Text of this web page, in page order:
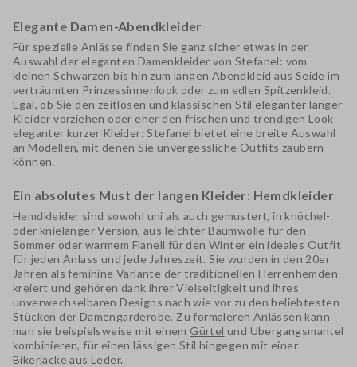
Elegante Damen-Abendkleider
Für spezielle Anlässe finden Sie ganz sicher etwas in der
Auswahl der eleganten Damenkleider von Stefanel: vom
kleinen Schwarzen bis hin zum langen Abendkleid aus Seide im
verträumten Prinzessinnenlook oder zum edlen Spitzenkleid.
Egal, ob Sie den zeitlosen und klassischen Stil eleganter langer
Kleider vorziehen oder eher den frischen und trendigen Look
eleganter kurzer Kleider: Stefanel bietet eine breite Auswahl
an Modellen, mit denen Sie unvergessliche Outfits zaubern
können.
Ein absolutes Must der langen Kleider: Hemdkleider
Hemdkleider sind sowohl uni als auch gemustert, in knöchel-
oder knielanger Version, aus leichter Baumwolle für den
Sommer oder warmem Flanell für den Winter ein ideales Outfit
für jeden Anlass und jede Jahreszeit. Sie wurden in den 20er
Jahren als feminine Variante der traditionellen Herrenhemden
kreiert und gehören dank ihrer Vielseitigkeit und ihres
unverwechselbaren Designs nach wie vor zu den beliebtesten
Stücken der Damengarderobe. Zu formaleren Anlässen kann
man sie beispielsweise mit einem Gürtel und Übergangsmantel
kombinieren, für einen lässigen Stil hingegen mit einer
Bikerjacke aus Leder.